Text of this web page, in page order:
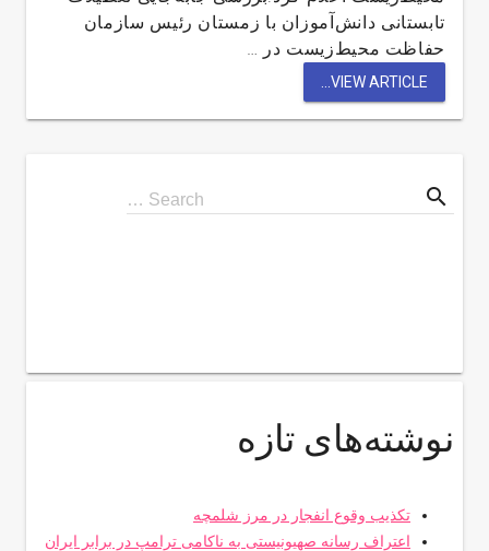
تابستانی دانش‌آموزان با زمستان رئیس سازمان
حفاظت محیط‌زیست در …
VIEW ARTICLE...
Search
for
Search … search
نوشته‌های تازه
تکذیب وقوع انفجار در مرز شلمچه
اعتراف رسانه صهیونیستی به ناکامی ترامپ در برابر ایران